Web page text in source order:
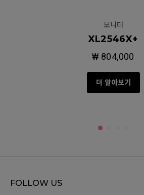
모니터
XL2546X+
₩ 804,000
더 알아보기
FOLLOW US